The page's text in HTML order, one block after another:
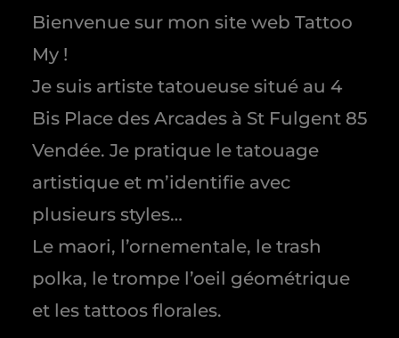
Bienvenue sur mon site web Tattoo
My !
Je suis artiste tatoueuse situé au 4
Bis Place des Arcades à St Fulgent 85
Vendée. Je pratique le tatouage
artistique et m’identifie avec
plusieurs styles…
Le maori, l’ornementale, le trash
polka, le trompe l’oeil géométrique
et les tattoos florales.